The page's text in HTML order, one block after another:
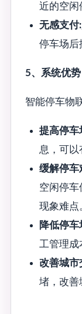
近的空闲
无感支付:
停车场后
5、系统优势
智能停车物
提高停车
息，可以
缓解停车
空闲停车
现象难点
降低停车
工管理
改善城市
堵，改善